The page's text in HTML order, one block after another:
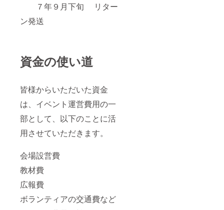
７年９月下旬 リター
ン発送
資金の使い道
皆様からいただいた資金
は、イベント運営費用の一
部として、以下のことに活
用させていただきます。
会場設営費
教材費
広報費
ボランティアの交通費など